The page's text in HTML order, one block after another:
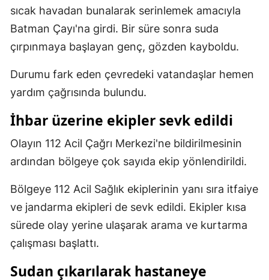
Kastamonu
Kırşehir
Kütahya
Malatya
Manisa
sıcak havadan bunalarak serinlemek amacıyla
Batman Çayı'na girdi. Bir süre sonra suda
çırpınmaya başlayan genç, gözden kayboldu.
Durumu fark eden çevredeki vatandaşlar hemen
yardım çağrısında bulundu.
İhbar üzerine ekipler sevk edildi
Olayın 112 Acil Çağrı Merkezi'ne bildirilmesinin
ardından bölgeye çok sayıda ekip yönlendirildi.
Bölgeye 112 Acil Sağlık ekiplerinin yanı sıra itfaiye
ve jandarma ekipleri de sevk edildi. Ekipler kısa
sürede olay yerine ulaşarak arama ve kurtarma
çalışması başlattı.
Sudan çıkarılarak hastaneye